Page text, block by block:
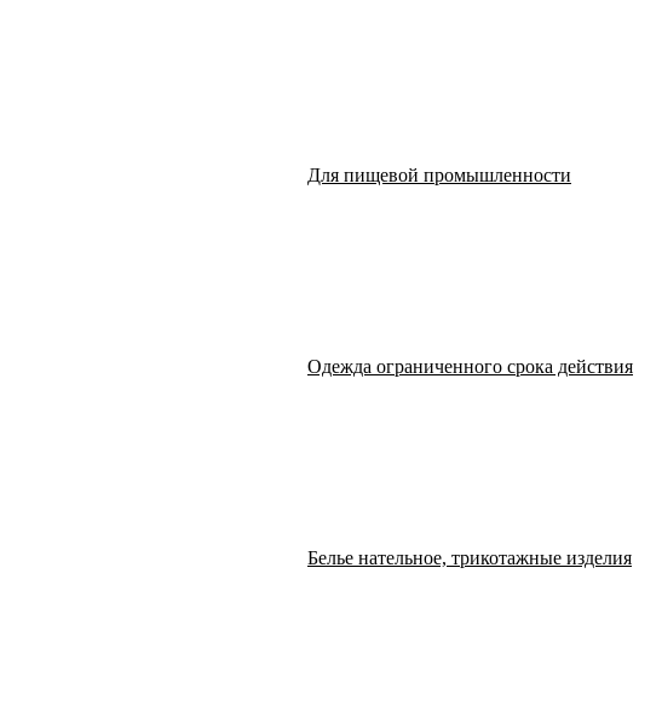
Для пищевой промышленности
Одежда ограниченного срока действия
Белье нательное, трикотажные изделия